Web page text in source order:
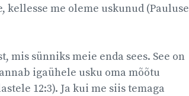
kellesse me oleme uskunud (Pauluse
mis sünniks meie enda sees. See on
igaühele usku oma mõõtu
12:3). Ja kui me siis temaga